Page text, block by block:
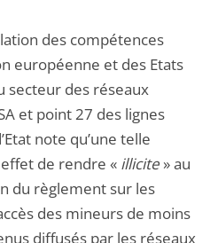
des compétences
européenne et des Etats
secteur des réseaux
et point 27 des lignes
note qu’une telle
de rendre « illicite » au
du règlement sur les
des mineurs de moins
diffusés par les réseaux